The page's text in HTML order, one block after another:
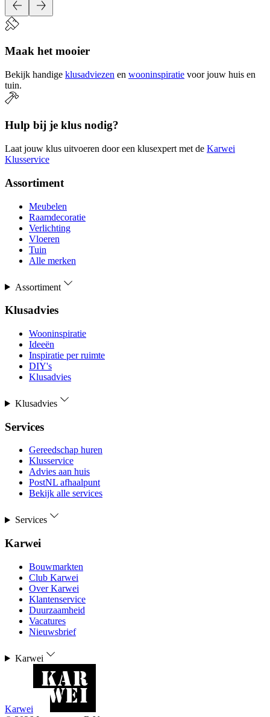
Maak het mooier
Bekijk handige klusadviezen en wooninspiratie voor jouw huis en
tuin.
Hulp bij je klus nodig?
Laat jouw klus uitvoeren door een klusexpert met de Karwei
Klusservice
Assortiment
Meubelen
Raamdecoratie
Verlichting
Vloeren
Tuin
Alle merken
Assortiment
Klusadvies
Wooninspiratie
Ideeën
Inspiratie per ruimte
DIY's
Klusadvies
Klusadvies
Services
Gereedschap huren
Klusservice
Advies aan huis
PostNL afhaalpunt
Bekijk alle services
Services
Karwei
Bouwmarkten
Club Karwei
Over Karwei
Klantenservice
Duurzaamheid
Vacatures
Nieuwsbrief
Karwei
Karwei